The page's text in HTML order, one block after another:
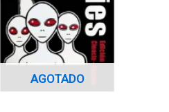
AGOTADO